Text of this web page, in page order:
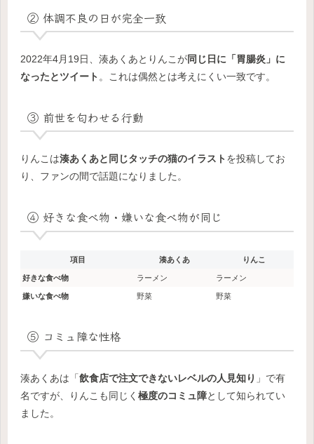
② 体調不良の日が完全一致
2022年4月19日、湊あくあとりんこが同じ日に「胃腸炎」に
なったとツイート 。これは偶然とは考えにくい一致です。
③ 前世を匂わせる行動
りんこは湊あくあと同じタッチの猫のイラストを投稿してお
り、ファンの間で話題になりました。
④ 好きな食べ物・嫌いな食べ物が同じ
項目 湊あくあ りんこ
好きな食べ物 ラーメン ラーメン
嫌いな食べ物 野菜 野菜
⑤ コミュ障な性格
湊あくあは「飲食店で注文できないレベルの人見知り 」で有
名ですが、りんこも同じく 極度のコミュ障として知られてい
ました。